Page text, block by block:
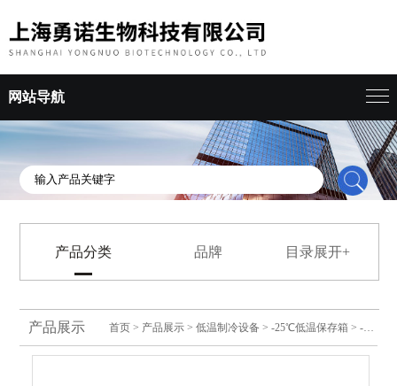
网站导航
产品分类 品牌 目录展开+
产品展示 首页 > 产品展示 >低温制冷设备 >-25℃低温保存箱 > -25℃低温保存箱